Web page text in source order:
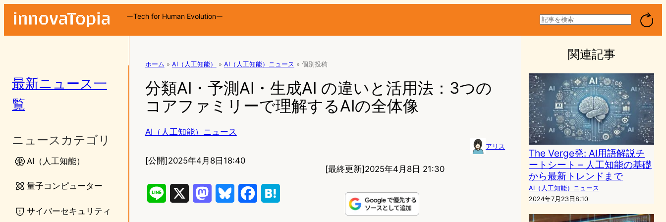
ーTech for Human Evolutionー
検
索
最新ニュース一
覧
ニュースカテゴリ
AI（人工知能）
量子コンピューター
サイバーセキュリティ
ホーム » AI（人工知能） » AI（人工知能）ニュース » 個別投稿
分類AI・予測AI・生成AI の違いと活用法：3つの
コアファミリーで理解するAIの全体像
AI（人工知能）ニュース
アリス
[公開]2025年4月8日18:40
[最終更新]2025年4月8日 21:30
関連記事
The Verge発: AI用語解説チ
ートシート – 人工知能の基礎
から最新トレンドまで
AI（人工知能）ニュース
2024年7月23日8:10